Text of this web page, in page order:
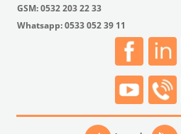
GSM: 0532 203 22 33
Whatsapp: 0533 052 39 11